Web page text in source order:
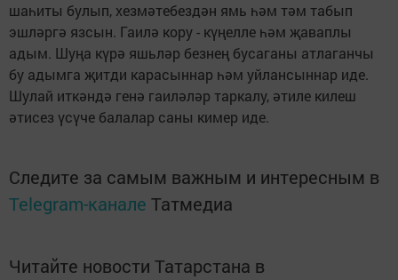
шаһиты булып, хезмәтебездән ямь һәм тәм табып
эшләргә язсын. Гаилә кору - күңелле һәм җаваплы
адым. Шуңа күрә яшьләр безнең бусаганы атлаганчы
бу адымга җитди карасыннар һәм уйлансыннар иде.
Шулай иткәндә генә гаиләләр таркалу, әтиле килеш
әтисез үсүче балалар саны кимер иде.
Следите за самым важным и интересным в
Telegram-канале Татмедиа
Читайте новости Татарстана в